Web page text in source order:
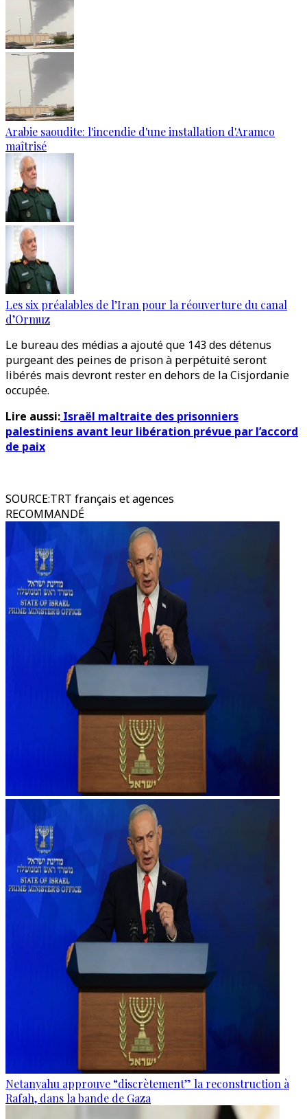
Arabie saoudite: l'incendie d'une installation d'Aramco
maîtrisé
Les six préalables de l’Iran pour la réouverture du canal
d’Ormuz
Le bureau des médias a ajouté que 143 des détenus
purgeant des peines de prison à perpétuité seront
libérés mais devront rester en dehors de la Cisjordanie
occupée.
Lire aussi: Israël maltraite des prisonniers
palestiniens avant leur libération prévue par l’accord
de paix
SOURCE:TRT français et agences
RECOMMANDÉ
Netanyahu approuve “discrètement” la reconstruction à
Rafah, dans la bande de Gaza